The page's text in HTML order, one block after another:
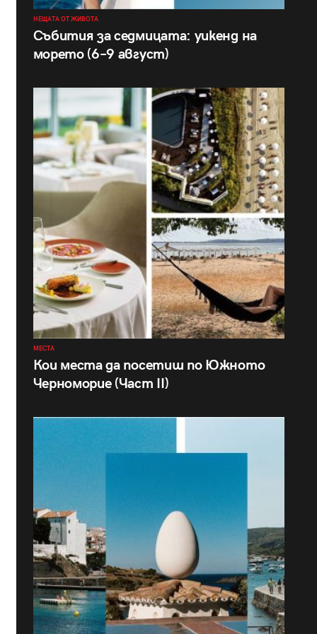
НЕЩАТА ОТ ЖИВОТА
Събития за седмицата: уикенд на
морето (6–9 август)
МЕСТА
Кои места да посетиш по Южното
Черноморие (Част II)